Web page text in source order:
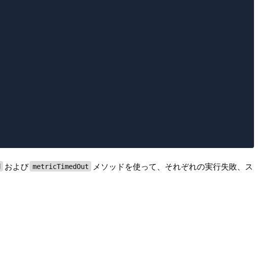
および metricTimedOut
メソッドを使って、それぞれの実行失敗、ス